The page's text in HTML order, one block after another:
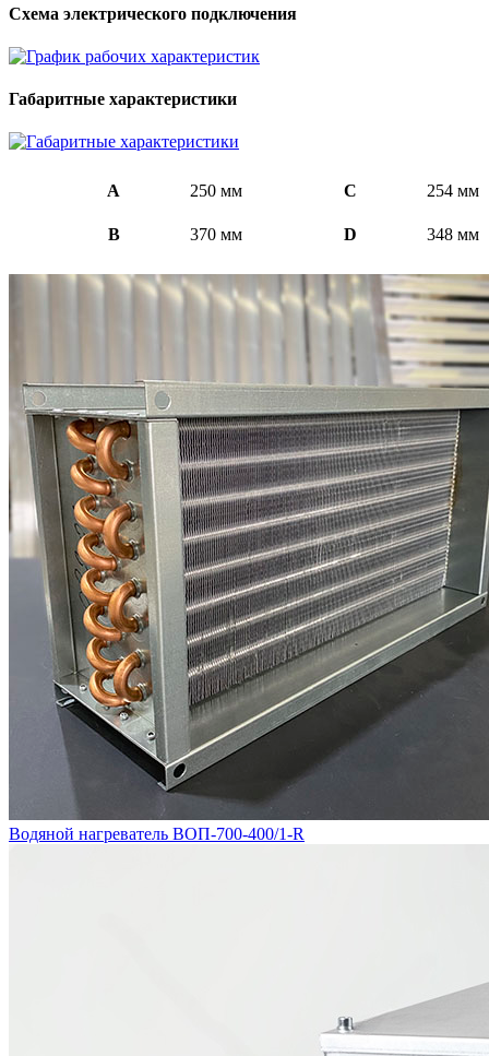
Схема электрического подключения
Габаритные характеристики
A 250 мм C 254 мм
B 370 мм D 348 мм
Водяной нагреватель ВОП-700-400/1-R